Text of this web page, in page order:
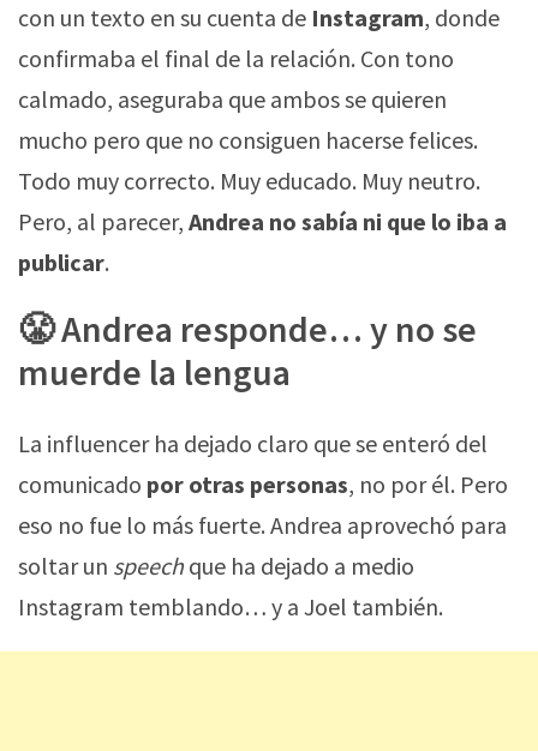
con un texto en su cuenta de Instagram, donde
confirmaba el final de la relación. Con tono
calmado, aseguraba que ambos se quieren
mucho pero que no consiguen hacerse felices.
Todo muy correcto. Muy educado. Muy neutro.
Pero, al parecer, Andrea no sabía ni que lo iba a
publicar.
😤 Andrea responde… y no se
muerde la lengua
La influencer ha dejado claro que se enteró del
comunicado por otras personas, no por él. Pero
eso no fue lo más fuerte. Andrea aprovechó para
soltar un speechque ha dejado a medio
Instagram temblando… y a Joel también.